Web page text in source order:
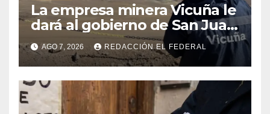
La empresa minera Vicuña le
dará al gobierno de San Juan
U$D 250 millones cómo un
aporte extraordinario y no
reembolsable
AGO 7, 2026 REDACCIÓN EL FEDERAL